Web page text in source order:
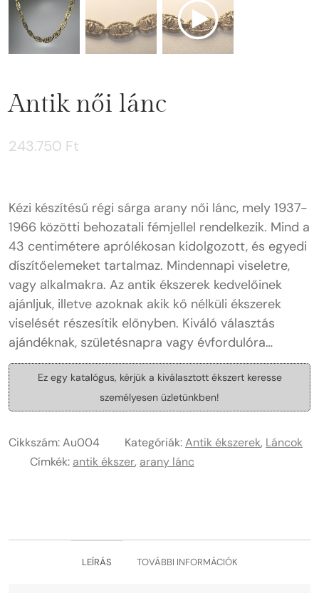
Antik női lánc
243.750 Ft
Kézi készítésű régi sárga arany női lánc, mely 1937-
1966 közötti behozatali fémjellel rendelkezik. Mind a
43 centimétere aprólékosan kidolgozott, és egyedi
díszítőelemeket tartalmaz. Mindennapi viseletre,
vagy alkalmakra. Az antik ékszerek kedvelőinek
ajánljuk, illetve azoknak akik kő nélküli ékszerek
viselését részesítik előnyben. Kiváló választás
ajándéknak, születésnapra vagy évfordulóra…
Ez egy katalógus, kérjük a kiválasztott ékszert keresse
személyesen üzletünkben!
Cikkszám:Au004 Kategóriák:Antik ékszerek, Láncok
Címkék: antik ékszer, arany lánc
LEÍRÁS TOVÁBBI INFORMÁCIÓK